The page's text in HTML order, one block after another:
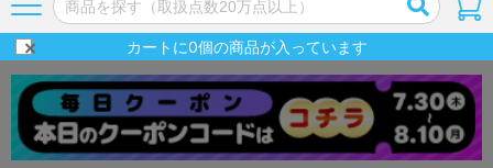
カートに0個の商品が入っています